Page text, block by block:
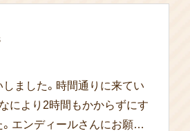
ました。時間通りに来てい
により2時間もかからずにす
エンディールさんにお願い